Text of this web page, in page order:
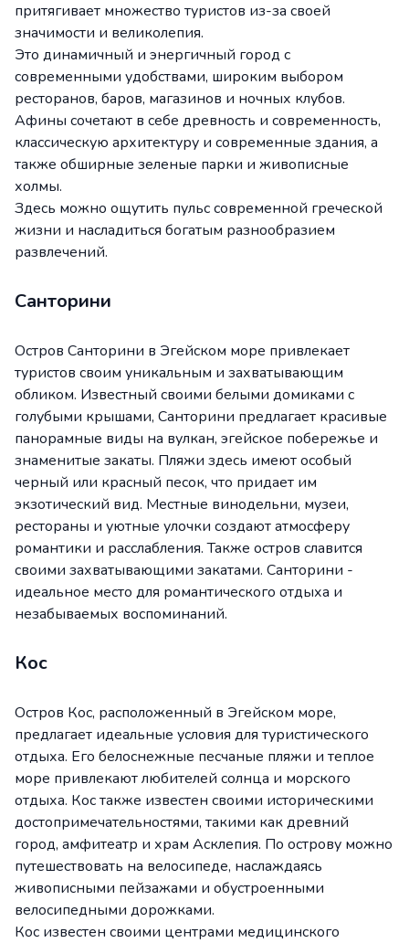
притягивает множество туристов из-за своей
значимости и великолепия.
Это динамичный и энергичный город с
современными удобствами, широким выбором
ресторанов, баров, магазинов и ночных клубов.
Афины сочетают в себе древность и современность,
классическую архитектуру и современные здания, а
также обширные зеленые парки и живописные
холмы.
Здесь можно ощутить пульс современной греческой
жизни и насладиться богатым разнообразием
развлечений.
Санторини
Остров Санторини в Эгейском море привлекает
туристов своим уникальным и захватывающим
обликом. Известный своими белыми домиками с
голубыми крышами, Санторини предлагает красивые
панорамные виды на вулкан, эгейское побережье и
знаменитые закаты. Пляжи здесь имеют особый
черный или красный песок, что придает им
экзотический вид. Местные винодельни, музеи,
рестораны и уютные улочки создают атмосферу
романтики и расслабления. Также остров славится
своими захватывающими закатами. Санторини -
идеальное место для романтического отдыха и
незабываемых воспоминаний.
Кос
Остров Кос, расположенный в Эгейском море,
предлагает идеальные условия для туристического
отдыха. Его белоснежные песчаные пляжи и теплое
море привлекают любителей солнца и морского
отдыха. Кос также известен своими историческими
достопримечательностями, такими как древний
город, амфитеатр и храм Асклепия. По острову можно
путешествовать на велосипеде, наслаждаясь
живописными пейзажами и обустроенными
велосипедными дорожками.
Кос известен своими центрами медицинского